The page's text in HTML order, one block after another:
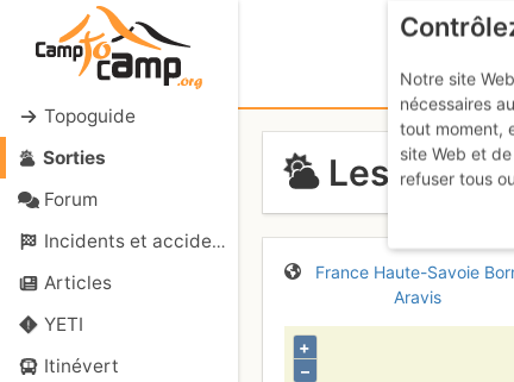
Topoguide
Sorties
Forum
Incidents et accidents
Articles
YETI
Itinévert
Les
France Haute-Savoie
Aravis
+
–
Notre site
nécessaires
tout moment,
site Web et
refuser tous